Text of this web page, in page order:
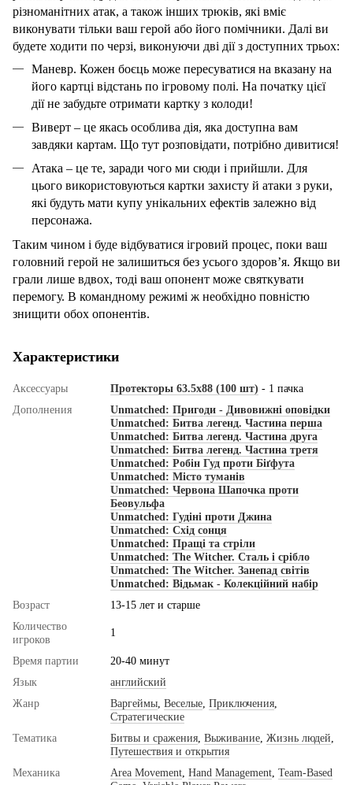
різноманітних атак, а також інших трюків, які вміє
виконувати тільки ваш герой або його помічники. Далі ви
будете ходити по черзі, виконуючи дві дії з доступних трьох:
Маневр. Кожен боєць може пересуватися на вказану на
його картці відстань по ігровому полі. На початку цієї
дії не забудьте отримати картку з колоди!
Виверт – це якась особлива дія, яка доступна вам
завдяки картам. Що тут розповідати, потрібно дивитися!
Атака – це те, заради чого ми сюди і прийшли. Для
цього використовуються картки захисту й атаки з руки,
які будуть мати купу унікальних ефектів залежно від
персонажа.
Таким чином і буде відбуватися ігровий процес, поки ваш
головний герой не залишиться без усього здоров’я. Якщо ви
грали лише вдвох, тоді ваш опонент може святкувати
перемогу. В командному режимі ж необхідно повністю
знищити обох опонентів.
Характеристики
Аксессуары Протекторы 63.5x88 (100 шт) - 1 пачка
Дополнения
Unmatched: Пригоди - Дивовижні оповідки
Unmatched: Битва легенд. Частина перша
Unmatched: Битва легенд. Частина друга
Unmatched: Битва легенд. Частина третя
Unmatched: Робін Гуд проти Біґфута
Unmatched: Місто туманів
Unmatched: Червона Шапочка проти
Беовульфа
Unmatched: Гудіні проти Джина
Unmatched: Схід сонця
Unmatched: Пращі та стріли
Unmatched: The Witcher. Сталь і срібло
Unmatched: The Witcher. Занепад світів
Unmatched: Відьмак - Колекційний набір
Возраст
13-15 лет и старше
Количество
игроков
1
Время партии
20-40 минут
Язык
английский
Жанр
Варгеймы Веселые Приключения
Стратегические
Тематика
Битвы и сражения Выживание Жизнь людей
Путешествия и открытия
Механика
Area Movement Hand Management Team-Based